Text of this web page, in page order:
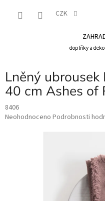
CZK
doplňky a
Lněný
40 cm Ashes of
8406
Průměrné
Neohodnoceno Podrobnosti